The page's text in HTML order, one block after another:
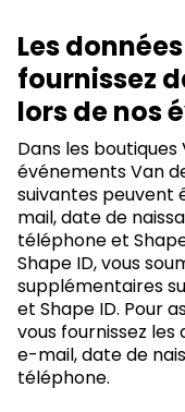
Les
fournissez
lors de nos
Dans les
événements Van
suivantes peuvent
mail, date de
téléphone et
Shape ID, vous
supplémentaires
et Shape ID. Pour
vous fournissez les
e-mail, date de
téléphone.